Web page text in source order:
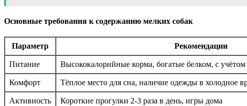
Основные требования к содержанию мелких собак
Параметр Рекомендации
Питание Высококалорийные корма, богатые белком, с учётом
Комфорт Тёплое место для сна, наличие одежды в холодное
Активность Короткие прогулки 2-3 раза в день, игры дома